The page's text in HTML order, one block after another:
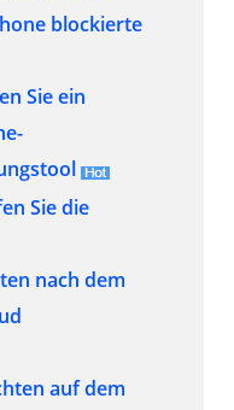
blockierte
Sie ein
Sie die
nach dem
auf dem